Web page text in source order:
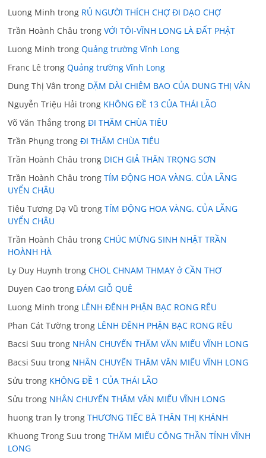
Luong Minh trong RỦ NGƯỜI THÍCH CHỢ ĐI DẠO CHỢ
Trần Hoành Châu trongVỚI TÔI-VĨNH LONG LÀ ĐẤT PHẬT
Luong Minh trongQuảng trường Vĩnh Long
Franc Lê trongQuảng trường Vĩnh Long
Dung Thị Vân trong DẶM DÀI CHIÊM BAO CỦA DUNG THỊ VÂN
Nguyễn Triệu Hải trong KHÔNG ĐỀ 13 CỦA THÁI LÃO
Võ Văn Thắng trongĐI THĂM CHÙA TIÊU
Trần Phụng trongĐI THĂM CHÙA TIÊU
Trần Hoành Châu trong DICH GIẢ THÂN TRỌNG SƠN
Trần Hoành Châu trongTÍM ĐỘNG HOA VÀNG. CỦA LÃNG
UYỂN CHÂU
Tiêu Tương Dạ Vũ trongTÍM ĐỘNG HOA VÀNG. CỦA LÃNG
UYỂN CHÂU
Trần Hoành Châu trongCHÚC MỪNG SINH NHẬT TRẦN
HOÀNH HÀ
Ly Duy Huynh trongCHOL CHNAM THMAY ở CẦN THƠ
Duyen Cao trongĐÁM GIỖ QUÊ
Luong Minh trong LÊNH ĐÊNH PHẬN BẠC RONG RÊU
Phan Cát Tường trong LÊNH ĐÊNH PHẬN BẠC RONG RÊU
Bacsi Suu trong NHÂN CHUYẾN THĂM VĂN MIẾU VĨNH LONG
Bacsi Suu trong NHÂN CHUYẾN THĂM VĂN MIẾU VĨNH LONG
Sửu trong KHÔNG ĐỀ 1 CỦA THÁI LÃO
Sửu trong NHÂN CHUYẾN THĂM VĂN MIẾU VĨNH LONG
huong tran ly trongTHƯƠNG TIẾC BÀ THÂN THỊ KHÁNH
Khuong Trong Suu trongTHĂM MIẾU CÔNG THẦN TỈNH VĨNH
LONG